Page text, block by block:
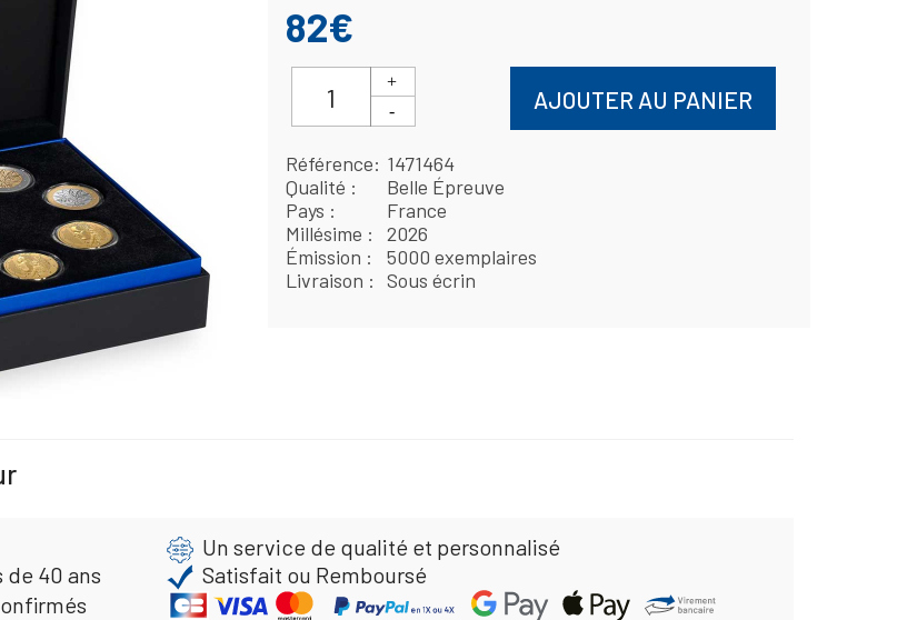
82€
AJOUTER AU PANIER
Référence
1471464
Qualité
Belle Épreuve
Pays
France
Millésime
2026
Émission
5000 exemplaires
Livraison
Sous écrin
Un service de qualité et personnalisé
40 ans
Satisfait ou Remboursé